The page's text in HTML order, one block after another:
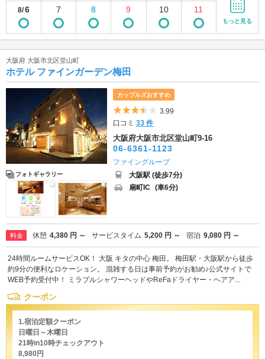
8/6 7 8 9 10 11
もっと見る
大阪府 大阪市北区堂山町
ホテル ファインガーデン梅田
フォトギャラリー
カップルズおすすめ
5つ星のうち3.5
3.99
口コミ33 件
大阪府大阪市北区堂山町9-16
06-6361-1123
ファイングループ
大阪駅 (徒歩7分)
扇町IC (車6分)
料金 休憩 4,380 円 ～ サービスタイム 5,200 円 ～ 宿泊 9,080 円 ～
24時間ルームサービスOK！ 大阪 キタの中心 梅田。 梅田駅・大阪駅から徒歩
約9分の便利なロケーション。 混雑する日は事前予約がお勧め♪公式サイトで
WEB予約受付中！ ミラブルシャワーヘッドやReFaドライヤー・ヘアア...
クーポン
1.宿泊定額クーポン
日曜日～木曜日
21時in10時チェックアウト
8,980円